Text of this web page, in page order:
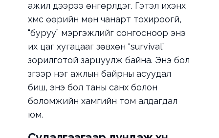
ажил дээрээ өнгөрүүлдэг. Гэтэл ихэнх
хүмүүс өөрийн мөн чанарт тохироогүй,
“буруу” мэргэжлийг сонгосноор энэ
их цаг хугацааг зөвхөн “survival”
зорилготой зарцуулж байна. Энэ бол
зүгээр нэг ажлын байрны асуудал
биш, энэ бол таны санхүү болон
боломжийн хамгийн том алдагдал
юм.